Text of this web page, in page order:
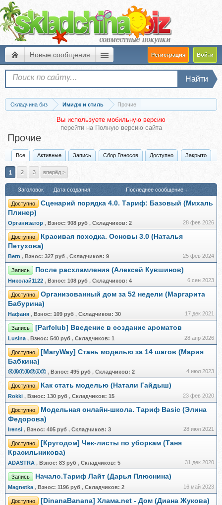
Новые сообщения Регистрация Войти
Найти
Складчина биз Имидж и стиль Прочие
Вы используете мобильную версию
перейти на Полную версию сайта
Прочие
Все Активные Запись Сбор Взносов Доступно Закрыто
1 2 3 вперёд >
Заголовок Дата создания Последнее сообщение ↓
Доступно
Сценарий порядка 4.0. Тариф: Базовый (Михаль
Плинер)
Организатор , Взнос: 908 руб , Складчиков: 2 28 фев 2026
Доступно
Красивая походка. Основы 3.0 (Наталья
Петухова)
Bern , Взнос: 327 руб , Складчиков: 9 25 фев 2024
Запись После расхламления (Алексей Кувшинов)
Николай1122 , Взнос: 108 руб , Складчиков: 4 6 сен 2023
Доступно
Организованный дом за 52 недели (Маргарита
Бабурина)
Нафаня , Взнос: 109 руб , Складчиков: 30 17 дек 2021
Запись [Parfclub] Введение в создание ароматов
Lusina , Взнос: 540 руб , Складчиков: 1 28 апр 2026
Доступно
[MaryWay] Стань моделью за 14 шагов (Мария
Бабкина)
Ⓚⓐⓡⓐⓟⓤⓩ , Взнос: 495 руб , Складчиков: 2 4 июл 2023
Доступно Как стать моделью (Натали Гайдыш)
Rokki , Взнос: 130 руб , Складчиков: 15 23 фев 2020
Доступно
Модельная онлайн-школа. Тариф Basic (Элина
Федорова)
Irensi , Взнос: 405 руб , Складчиков: 3 28 июл 2021
Доступно
[Кругодом] Чек-листы по уборкам (Таня
Красильникова)
ADASTRA , Взнос: 83 руб , Складчиков: 5 31 дек 2020
Запись Начало.Тариф Лайт (Дарья Плюснина)
Magnetka , Взнос: 1196 руб , Складчиков: 2 16 май 2023
Доступно [DinanaBanana] Хлама.net - Дом (Диана Жукова)